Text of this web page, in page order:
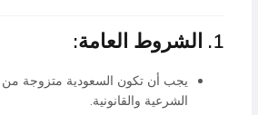
1. الشروط العامة:
يجب أن تكون السعودية متزوجة
الشرعية والقانونية.